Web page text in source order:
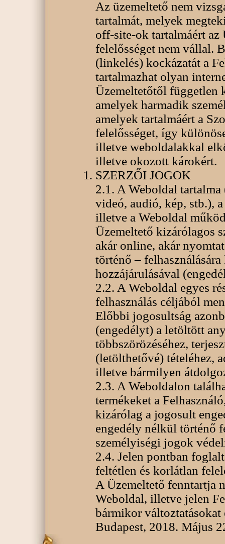
Az üzemeltető nem
tartalmát, melyek
off-site-ok tartalmáért az
felelősséget nem vállal.
(linkelés) kockázatát a
tartalmazhat olyan
Üzemeltetőtől független
amelyek harmadik
amelyek tartalmáért a
felelősséget, így
illetve weboldalakkal
illetve okozott károkért.
SZERZŐI JOGOK
2.1. A Weboldal
videó, audió, kép, stb.),
illetve a Weboldal
Üzemeltető kizárólagos
akár online, akár
történő –
hozzájárulásával
2.2. A Weboldal egyes
felhasználás céljából
Előbbi jogosultság
(engedélyt) a letöltött
többszörözéséhez,
(letölthetővé) tételéhez,
illetve bármilyen
2.3. A Weboldalon
termékeket a
kizárólag a jogosult
engedély nélkül történő
személyiségi jogok
2.4. Jelen pontban
feltétlen és korlátlan
A Üzemeltető fenntartja
Weboldal, illetve jelen
bármikor
Budapest, 2018. Május